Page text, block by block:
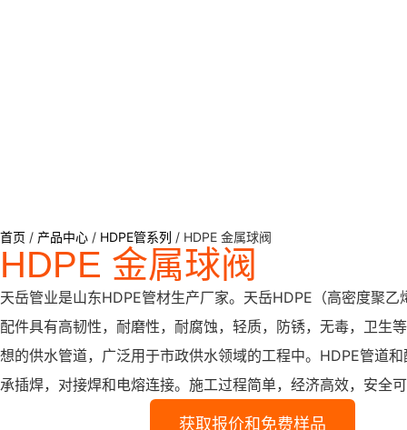
首页 / 产品中心 / HDPE管系列 / HDPE 金属球阀
HDPE 金属球阀
天岳管业是山东HDPE管材生产厂家。天岳HDPE（高密度聚乙
配件具有高韧性，耐磨性，耐腐蚀，轻质，防锈，无毒，卫生
想的供水管道，广泛用于市政供水领域的工程中。HDPE管道
承插焊，对接焊和电熔连接。施工过程简单，经济高效，安全
获取报价和免费样品